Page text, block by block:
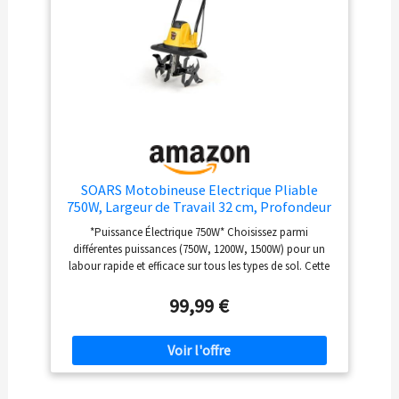
SOARS Motobineuse Electrique Pliable
750W, Largeur de Travail 32 cm, Profondeur
de Travail 22 cm, 4 Fraises, Motoculteur
avec Interrupteur de Sécurité (Jaune, 32 x 24
x 138 cm)
*Puissance Électrique 750W* Choisissez parmi
différentes puissances (750W, 1200W, 1500W) pour un
labour rapide et efficace sur tous les types de sol. Cette
écologique est idéale pour retourner et préparer le
terrain simplement et rapidement. *Efficacité Renforcée
pour le Cultivation* Avec 4 fraises disponibles selon les
modèles, cette motobineuse électrique assure un travail
rapide et efficace. La largeur de travail est de 32 cm
99,99 €